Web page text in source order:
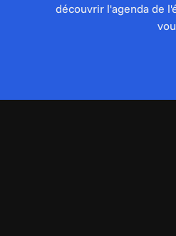
découvrir l'agenda de